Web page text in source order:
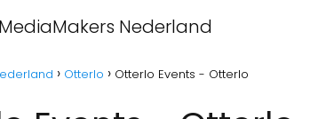
MediaMakers Nederland
Otterlo Otterlo Events - Otterlo